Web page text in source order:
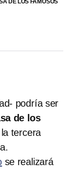
DE LOS FAMOSOS
podría ser
de los
tercera
se realizará